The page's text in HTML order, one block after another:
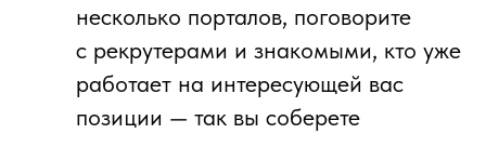
несколько порталов, поговорите
с рекрутерами и знакомыми, кто уже
работает на интересующей вас
позиции — так вы соберете